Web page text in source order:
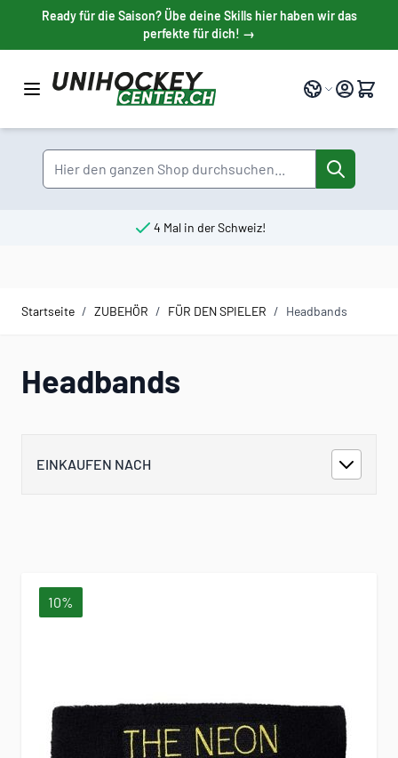
Direkt zum Inhalt
Ready für die Saison? Übe deine Skills hier haben wir das
perfekte für dich! →
Sprache
Suche
4 Mal in der Schweiz!
Startseite / ZUBEHÖR / FÜR DEN SPIELER / Headbands
Headbands
EINKAUFEN NACH
10%